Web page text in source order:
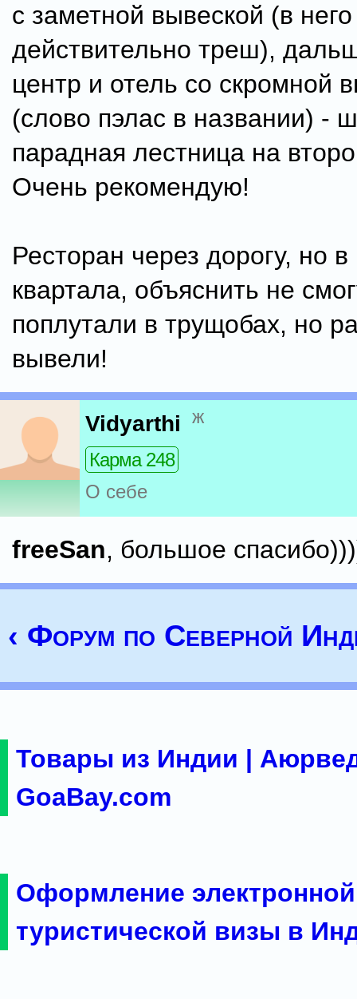
с заметной вывеской (в
действительно треш),
центр и отель со скромной
(слово пэлас в названии) -
парадная лестница на
Очень рекомендую!
Ресторан через дорогу, но в
квартала, объяснить не
поплутали в трущобах, но
вывели!
Vidyarthi ж
Карма 248
О себе
freeSan, большое
‹ Форум по Северной
Товары из Индии |
GoaBay.com
Оформление электронной
туристической визы в